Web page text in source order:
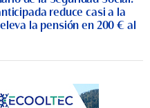
reduce casi a la
la pensión en 200 € al